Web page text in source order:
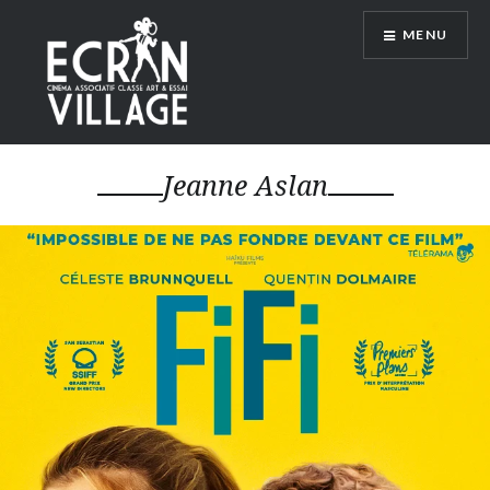
contenu
principal
ÉCRAN VILLAGE
MENU
Jeanne Aslan